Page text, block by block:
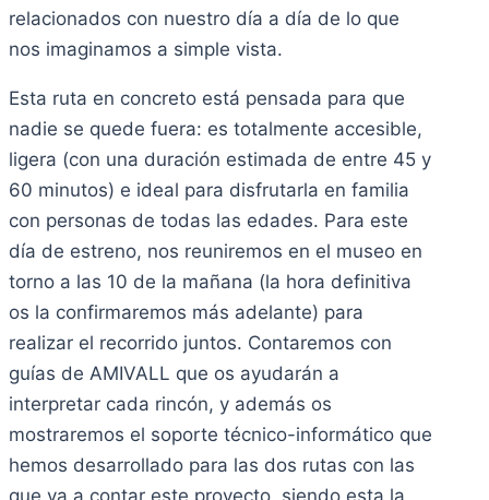
relacionados con nuestro día a día de lo que
nos imaginamos a simple vista.
Esta ruta en concreto está pensada para que
nadie se quede fuera: es totalmente accesible,
ligera (con una duración estimada de entre 45 y
60 minutos) e ideal para disfrutarla en familia
con personas de todas las edades. Para este
día de estreno, nos reuniremos en el museo en
torno a las 10 de la mañana (la hora definitiva
os la confirmaremos más adelante) para
realizar el recorrido juntos. Contaremos con
guías de AMIVALL que os ayudarán a
interpretar cada rincón, y además os
mostraremos el soporte técnico-informático que
hemos desarrollado para las dos rutas con las
que va a contar este proyecto, siendo esta la